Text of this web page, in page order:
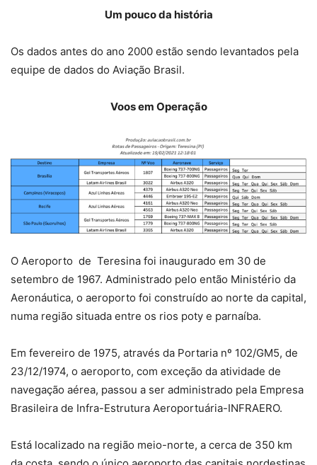
Um pouco da história
Os dados antes do ano 2000 estão sendo levantados pela
equipe de dados do Aviação Brasil.
Voos em Operação
O Aeroporto de Teresina foi inaugurado em 30 de
setembro de 1967. Administrado pelo então Ministério da
Aeronáutica, o aeroporto foi construído ao norte da capital,
numa região situada entre os rios poty e parnaíba.
Em fevereiro de 1975, através da Portaria nº 102/GM5, de
23/12/1974, o aeroporto, com exceção da atividade de
navegação aérea, passou a ser administrado pela Empresa
Brasileira de Infra-Estrutura Aeroportuária-INFRAERO.
Está localizado na região meio-norte, a cerca de 350 km